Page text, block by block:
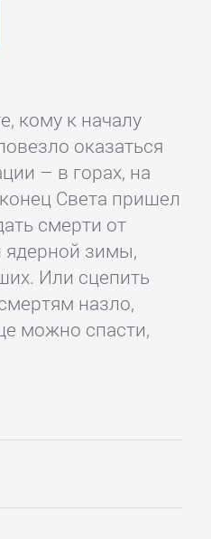
кому к началу
оказаться
– в горах, на
Света пришел
смерти от
ядерной зимы,
Или сцепить
назло,
можно спасти,